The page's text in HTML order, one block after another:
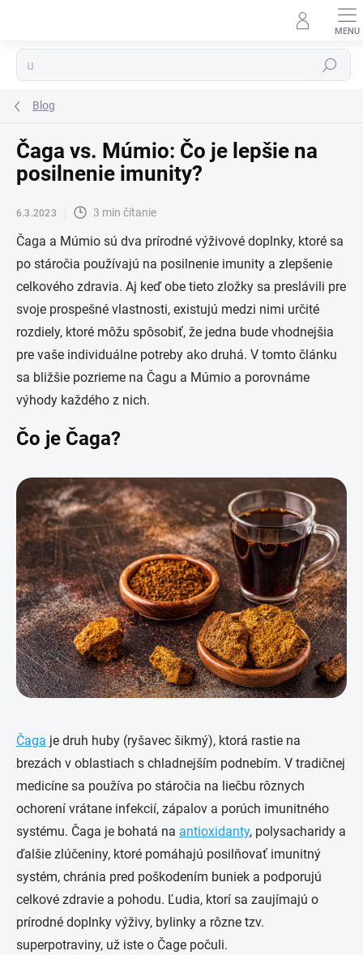
Hľadať
Blog
Čaga vs. Múmio: Čo je lepšie na
posilnenie imunity?
6.3.2023 3 min čítanie
Čaga a Múmio sú dva prírodné výživové doplnky, ktoré sa
po stáročia používajú na posilnenie imunity a zlepšenie
celkového zdravia. Aj keď obe tieto zložky sa preslávili pre
svoje prospešné vlastnosti, existujú medzi nimi určité
rozdiely, ktoré môžu spôsobiť, že jedna bude vhodnejšia
pre vaše individuálne potreby ako druhá. V tomto článku
sa bližšie pozrieme na Čagu a Múmio a porovnáme
výhody každého z nich.
Čo je Čaga?
Čaga je druh huby (ryšavec šikmý), ktorá rastie na
brezách v oblastiach s chladnejším podnebím. V tradičnej
medicíne sa používa po stáročia na liečbu rôznych
ochorení vrátane infekcií, zápalov a porúch imunitného
systému. Čaga je bohatá na antioxidanty, polysacharidy a
ďalšie zlúčeniny, ktoré pomáhajú posilňovať imunitný
systém, chránia pred poškodením buniek a podporujú
celkové zdravie a pohodu. Ľudia, ktorí sa zaujímajú o
prírodné doplnky výživy, bylinky a rôzne tzv.
superpotraviny, už iste o Čage počuli.